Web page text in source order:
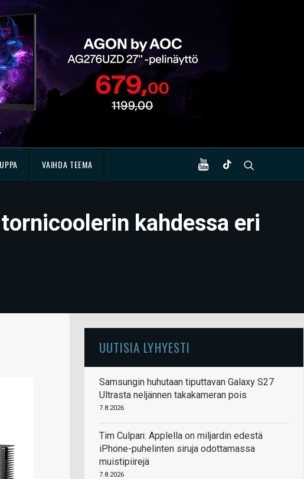
VAIHDA TEEMA
kahdessa eri
UUTISIA LYHYESTI
Samsungin huhutaan tiputtavan Galaxy S27
Ultrasta neljännen takakameran pois
7.8.2026
Tim Culpan: Applella on miljardin edestä
iPhone-puhelinten siruja odottamassa
muistipiirejä
7.8.2026